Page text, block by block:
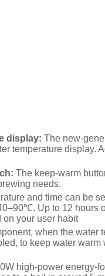
display: The new-
temperature display.
The keep-warm
needs.
and time can be
Up to 12 hours
on your user habit
when the water
to keep water
high-power energy-